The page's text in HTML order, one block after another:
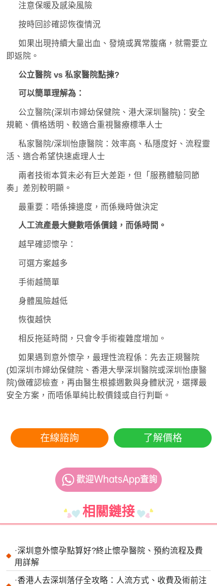
注意保暖及感染風險
按時回診確認恢復情況
如果出現持續大量出血、發燒或異常腹痛，就需要立
即返院。
公立醫院 vs 私家醫院點揀?
可以簡單理解為：
公立醫院(深圳市婦幼保健院、港大深圳醫院)：安全
規範、價格透明、較適合重視醫療標準人士
私家醫院/深圳怡康醫院：效率高、私隱度好、流程靈
活、適合希望快速處理人士
兩者技術本質未必有巨大差距，但「服務體驗同節
奏」差別較明顯。
最重要：唔係揀邊度，而係幾時做決定
人工流產最大變數唔係價錢，而係時間。
越早確認懷孕：
可選方案越多
手術越簡單
身體風險越低
恢復越快
相反拖延時間，只會令手術複雜度增加。
如果遇到意外懷孕，最理性流程係：先去正規醫院
(如深圳市婦幼保健院、香港大學深圳醫院或深圳怡康醫
院)做確認檢查，再由醫生根據週數與身體狀況，選擇最
安全方案，而唔係單純比較價錢或自行判斷。
在線諮詢 了解價格
相關鏈接
·深圳意外懷孕點算好?終止懷孕醫院、預約流程及費
用詳解
·香港人去深圳落仔全攻略：人流方式、收費及術前注